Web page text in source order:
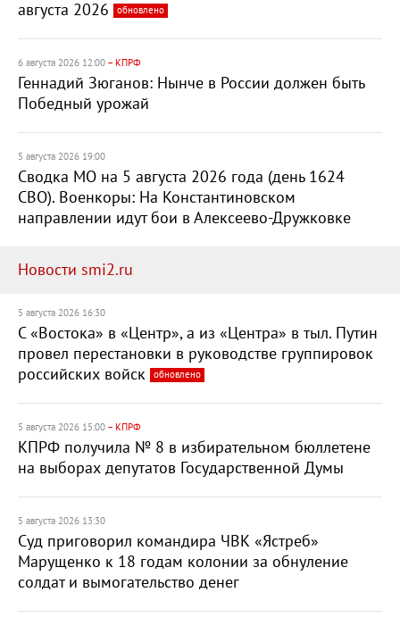
августа 2026
обновлено
6 августа 2026 12:00 – КПРФ
Геннадий Зюганов: Нынче в России должен быть
Победный урожай
5 августа 2026 19:00
Сводка МО на 5 августа 2026 года (день 1624
СВО). Военкоры: На Константиновском
направлении идут бои в Алексеево-Дружковке
Новости smi2.ru
5 августа 2026 16:30
С «Востока» в «Центр», а из «Центра» в тыл. Путин
провел перестановки в руководстве группировок
российских войск
обновлено
5 августа 2026 15:00 – КПРФ
КПРФ получила № 8 в избирательном бюллетене
на выборах депутатов Государственной Думы
5 августа 2026 13:30
Суд приговорил командира ЧВК «Ястреб»
Марущенко к 18 годам колонии за обнуление
солдат и вымогательство денег